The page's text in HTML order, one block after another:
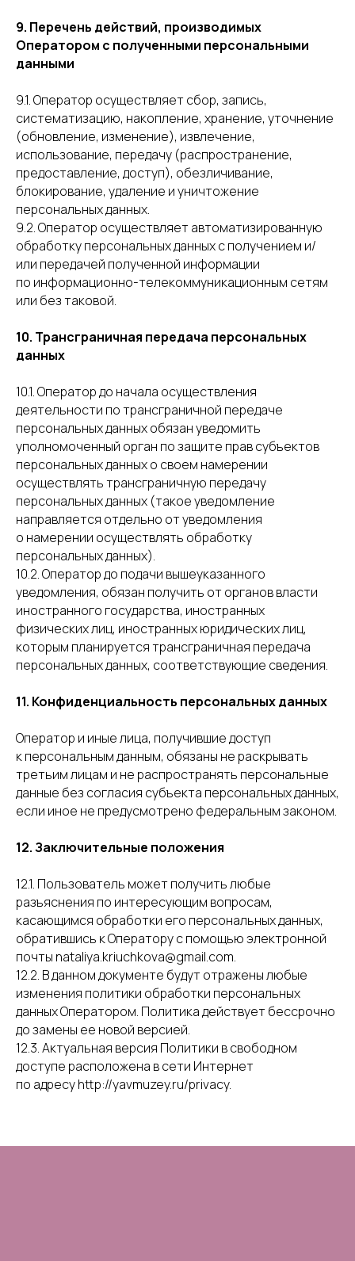
9. Перечень действий, производимых
Оператором с полученными персональными
данными
9.1. Оператор осуществляет сбор, запись,
систематизацию, накопление, хранение, уточнение
(обновление, изменение), извлечение,
использование, передачу (распространение,
предоставление, доступ), обезличивание,
блокирование, удаление и уничтожение
персональных данных.
9.2. Оператор осуществляет автоматизированную
обработку персональных данных с получением и/
или передачей полученной информации
по информационно-телекоммуникационным сетям
или без таковой.
10. Трансграничная передача персональных
данных
10.1. Оператор до начала осуществления
деятельности по трансграничной передаче
персональных данных обязан уведомить
уполномоченный орган по защите прав субъектов
персональных данных о своем намерении
осуществлять трансграничную передачу
персональных данных (такое уведомление
направляется отдельно от уведомления
о намерении осуществлять обработку
персональных данных).
10.2. Оператор до подачи вышеуказанного
уведомления, обязан получить от органов власти
иностранного государства, иностранных
физических лиц, иностранных юридических лиц,
которым планируется трансграничная передача
персональных данных, соответствующие сведения.
11. Конфиденциальность персональных данных
Оператор и иные лица, получившие доступ
к персональным данным, обязаны не раскрывать
третьим лицам и не распространять персональные
данные без согласия субъекта персональных данных,
если иное не предусмотрено федеральным законом.
12. Заключительные положения
12.1. Пользователь может получить любые
разъяснения по интересующим вопросам,
касающимся обработки его персональных данных,
обратившись к Оператору с помощью электронной
почты nataliya.kriuchkova@gmail.com.
12.2. В данном документе будут отражены любые
изменения политики обработки персональных
данных Оператором. Политика действует бессрочно
до замены ее новой версией.
12.3. Актуальная версия Политики в свободном
доступе расположена в сети Интернет
по адресу http://yavmuzey.ru/privacy.